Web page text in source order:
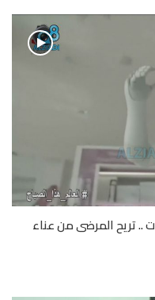
.. تريح المرضى من عناء